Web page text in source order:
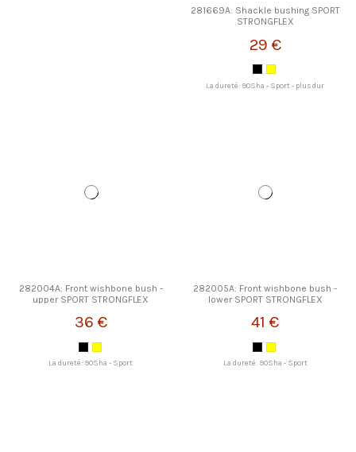
281669A: Shackle bushing SPORT
STRONGFLEX
29 €
La dureté: 90Sha - Sport - plus dur
282004A: Front wishbone bush -
upper SPORT STRONGFLEX
36 €
La dureté: 90Sha - Sport
282005A: Front wishbone bush -
lower SPORT STRONGFLEX
41 €
La dureté: 90Sha - Sport